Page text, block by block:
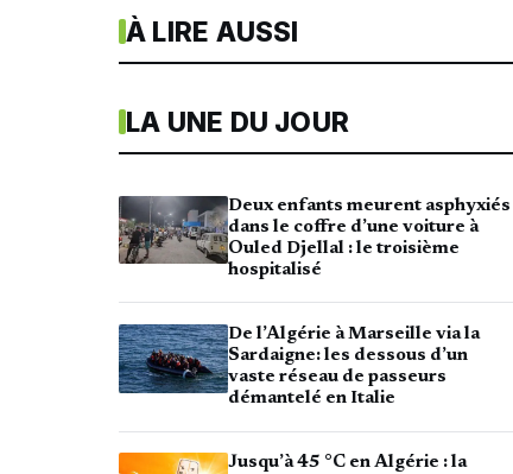
À LIRE AUSSI
LA UNE DU JOUR
Deux enfants meurent asphyxiés
dans le coffre d’une voiture à
Ouled Djellal : le troisième
hospitalisé
De l’Algérie à Marseille via la
Sardaigne: les dessous d’un
vaste réseau de passeurs
démantelé en Italie
Jusqu’à 45 °C en Algérie : la